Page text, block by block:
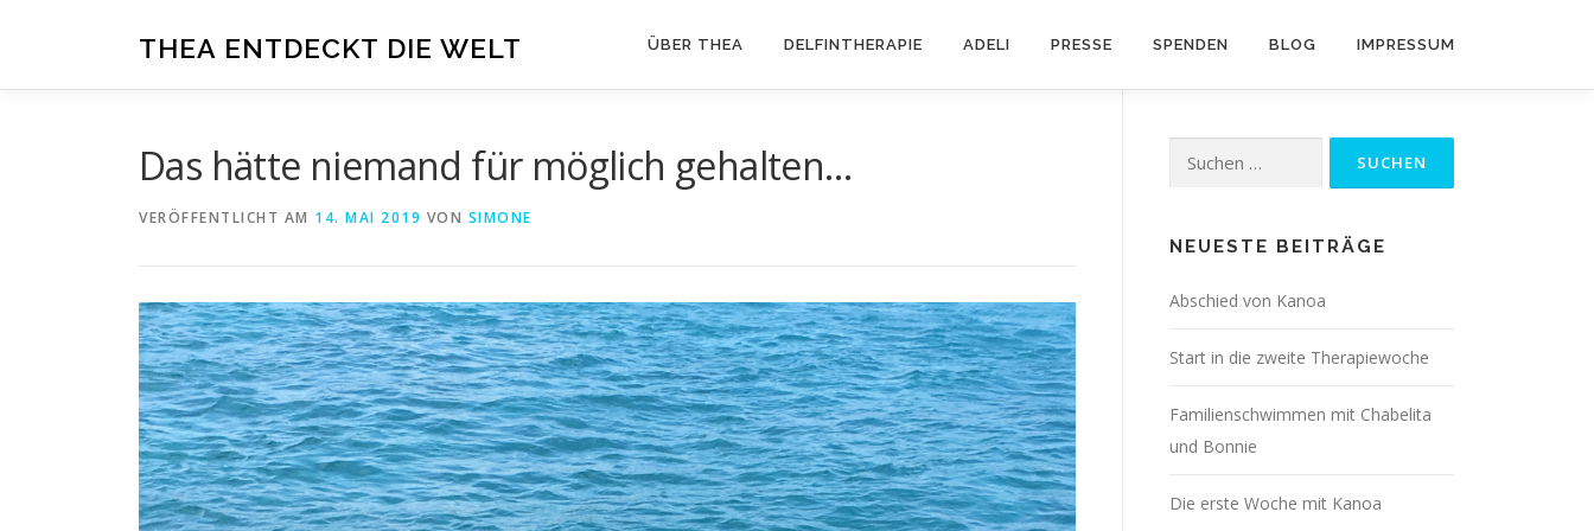
THEA ENTDECKT DIE WELT ÜBER THEA DELFINTHERAPIE ADELI PRESSE SPENDEN BLOG IMPRESSUM
Das hätte niemand für möglich gehalten…
VERÖFFENTLICHT AM 14. MAI 2019 VON SIMONE
Suchen
NEUESTE BEITRÄGE
Abschied von Kanoa
Start in die zweite Therapiewoche
Familienschwimmen mit Chabelita
und Bonnie
Die erste Woche mit Kanoa